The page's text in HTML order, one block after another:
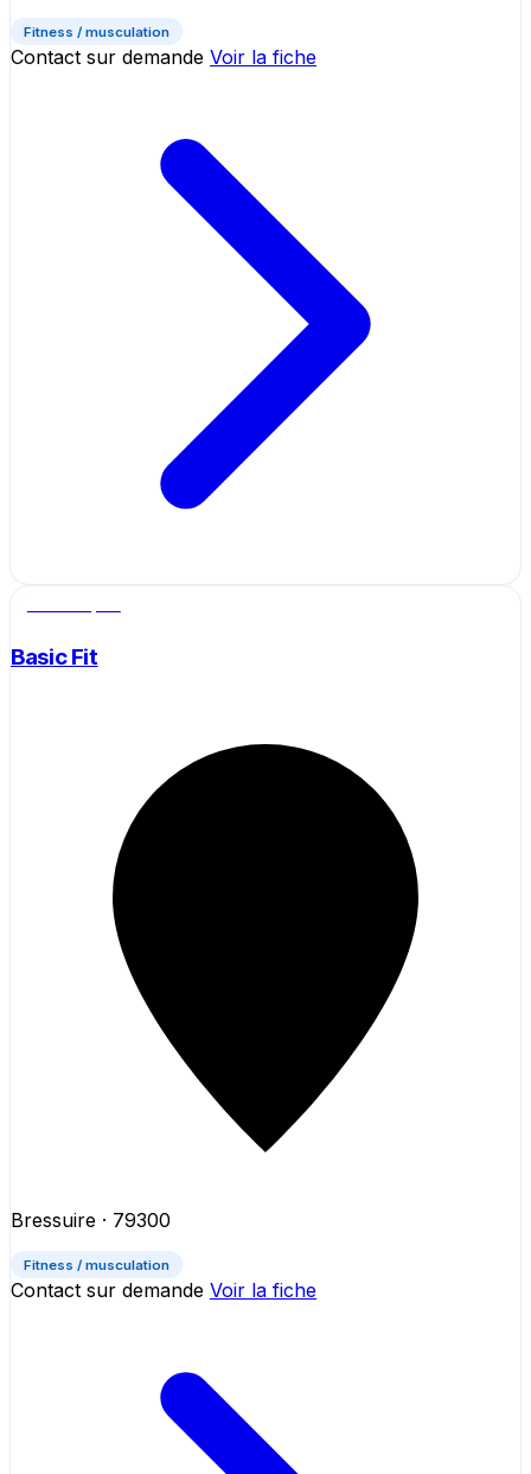
Fitness / musculation
Contact sur demande Voir la fiche
Basic Fit
Bressuire · 79300
Fitness / musculation
Contact sur demande Voir la fiche